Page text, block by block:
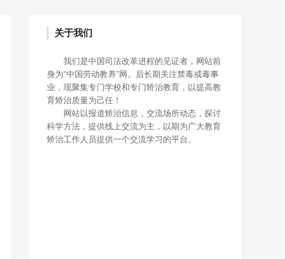
关于我们
我们是中国司法改革进程的见证者，网站前
身为“中国劳动教养”网。后长期关注禁毒戒毒事
业，现聚集专门学校和专门矫治教育，以提高教
育矫治质量为己任！
网站以报道矫治信息，交流场所动态，探讨
科学方法，提供线上交流为主，以期为广大教育
矫治工作人员提供一个交流学习的平台。